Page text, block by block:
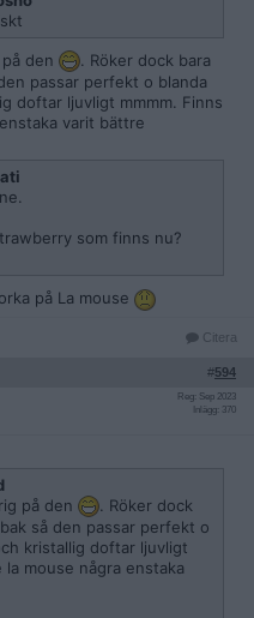
den
. Röker dock bara
passar perfekt o blanda
doftar ljuvligt mmmm. Finns
varit bättre
som finns nu?
på La mouse
Citera
#594
Reg: Sep 2023
Inlägg: 370
på den
. Röker dock
så den passar perfekt o
kristallig doftar ljuvligt
mouse några enstaka